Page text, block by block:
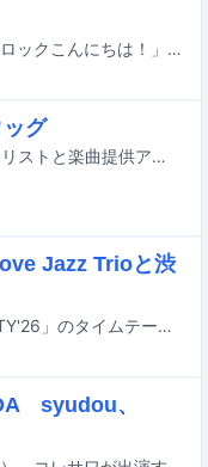
スピッツのレギュラーイベント「ロックのほそ道」「有明サンセット」「ロックロックこんにちは！」が今年も開催されることが発表された。
グ
adieu（上白石萌歌）が4月22日にリリースするニューEP「adieu 5」のトラックリストと楽曲提供アーティストが公開された。
Jazz Trioと渋
4月11、12日に東京・渋谷で開催される都市型フェスティバル「SYNCHRONICITY'26」のタイムテーブルが発表された。
syudou、